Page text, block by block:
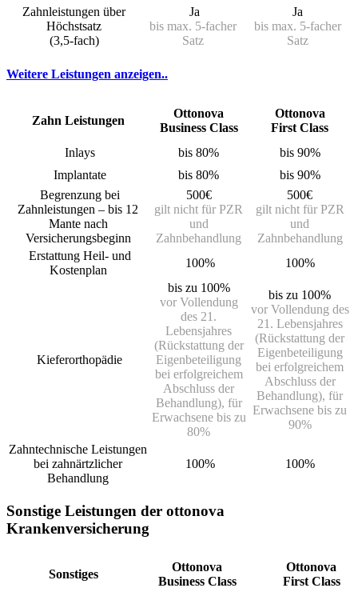
Zahnleistungen über
Höchstsatz
(3,5-fach)
Ja
bis max. 5-facher
Satz
Ja
bis max. 5-facher
Satz
Weitere Leistungen anzeigen..
Zahn Leistungen
Ottonova
Business Class
Ottonova
First Class
Inlays
bis 80%
bis 90%
Implantate
bis 80%
bis 90%
Begrenzung bei
Zahnleistungen – bis 12
Mante nach
Versicherungsbeginn
500€
gilt nicht für PZR
und
Zahnbehandlung
500€
gilt nicht für PZR
und
Zahnbehandlung
Erstattung Heil- und
Kostenplan
100% 100%
Kieferorthopädie
bis zu 100%
vor Vollendung
des 21.
Lebensjahres
(Rückstattung der
Eigenbeteiligung
bei erfolgreichem
Abschluss der
Behandlung), für
Erwachsene bis zu
80%
bis zu 100%
vor Vollendung des
21. Lebensjahres
(Rückstattung der
Eigenbeteiligung
bei erfolgreichem
Abschluss der
Behandlung), für
Erwachsene bis zu
90%
Zahntechnische Leistungen
bei zahnärtzlicher
Behandlung
100% 100%
Sonstige Leistungen der ottonova
Krankenversicherung
Sonstiges
Ottonova
Business Class
Ottonova
First Class